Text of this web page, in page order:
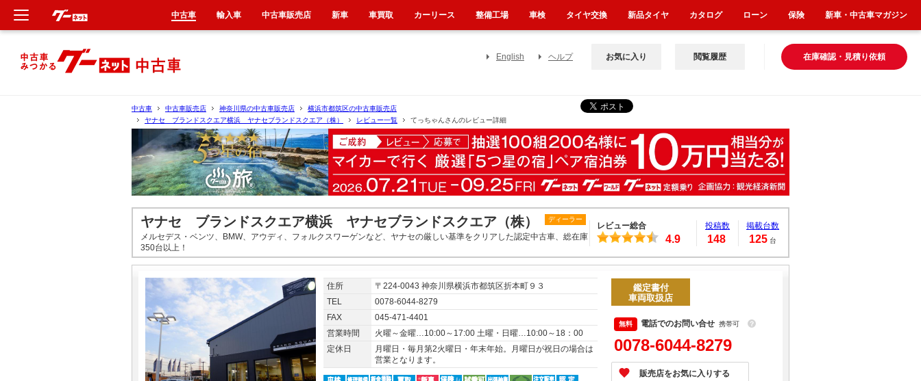
English ヘルプ 在庫確認・見積り依頼
お気に入り 閲覧履歴
中古車 中古車販売店 神奈川県の中古車販売店
横浜市都筑区の中古車販売店
ヤナセ ブランドスクエア横浜 ヤナセブランドスクエア（株）
レビュー一覧 てっちゃんさんのレビュー詳細
ヤナセ ブランドスクエア横浜 ヤナセブランドスクエア（株） ディーラー
メルセデス・ベンツ、BMW、アウディ、フォルクスワーゲンなど、ヤナセの厳しい基準をクリアした認定中古車、総在庫
350台以上！
レビュー総合
4.9
投稿数
148
掲載台数
125 台
住所
〒224-0043 神奈川県横浜市都筑区折本町９３
TEL
0078-6044-8279
FAX
045-471-4401
営業時間
火曜～金曜…10:00～17:00 土曜・日曜…10:00～18：00
定休日
月曜日・毎月第2火曜日・年末年始。月曜日が祝日の場合は
営業となります。
鑑定書付
車両取扱店
電話でのお問い合せ 携帯可 ？
0078-6044-8279
販売店をお気に入りする
中古車 輸入車 中古車販売店 新車 車買取 カーリース 整備工場 車検 タイヤ交換 新品タイヤ カタログ ローン 保険 新車・中古車マガジン
新車